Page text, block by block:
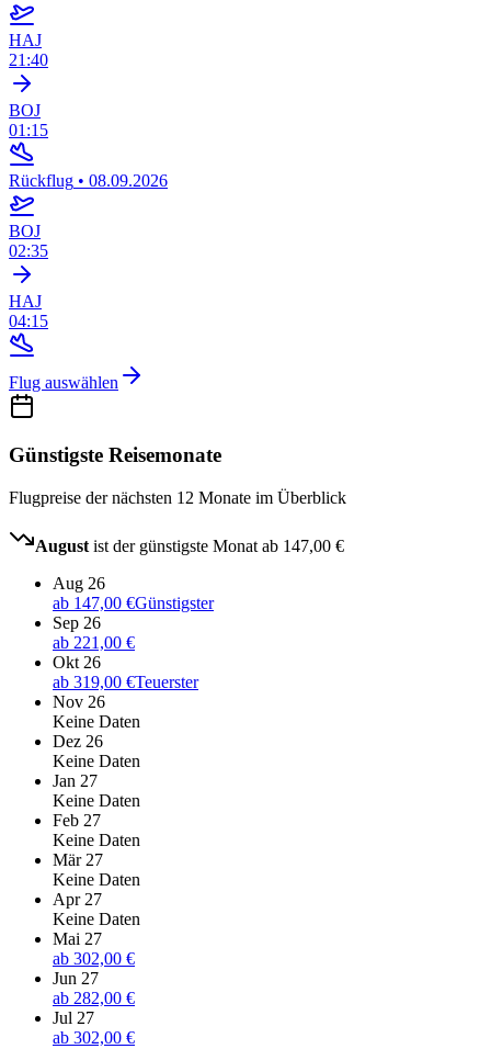
HAJ
21:40
BOJ
01:15
Rückflug • 08.09.2026
BOJ
02:35
HAJ
04:15
Flug auswählen
Günstigste Reisemonate
Flugpreise der nächsten 12 Monate im Überblick
August ist der günstigste Monat ab 147,00 €
Aug 26
ab 147,00 €Günstigster
Sep 26
ab 221,00 €
Okt 26
ab 319,00 €Teuerster
Nov 26
Keine Daten
Dez 26
Keine Daten
Jan 27
Keine Daten
Feb 27
Keine Daten
Mär 27
Keine Daten
Apr 27
Keine Daten
Mai 27
ab 302,00 €
Jun 27
ab 282,00 €
Jul 27
ab 302,00 €